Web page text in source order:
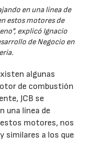
en una línea de
estos motores de
explicó Ignacio
de Negocio en
algunas
de combustión
JCB se
una línea de
motores, nos
similares a los que